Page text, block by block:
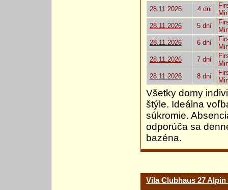
28.11.2026 4 dni
28.11.2026
5 dní
28.11.2026
6 dní
28.11.2026
7 dní
28.11.2026
8 dní
Všetky domy
štýle. Ideálna
súkromie.
odporúča sa
bazéna.
Vila Clubhaus 27